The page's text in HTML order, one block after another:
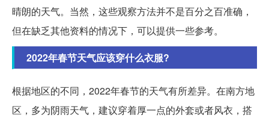
晴朗的天气。当然，这些观察方法并不是百分之百准确，
但在缺乏其他资料的情况下，可以提供一些参考。
2022年春节天气应该穿什么衣服?
根据地区的不同，2022年春节的天气有所差异。在南方地
区，多为阴雨天气，建议穿着厚一点的外套或者风衣，搭